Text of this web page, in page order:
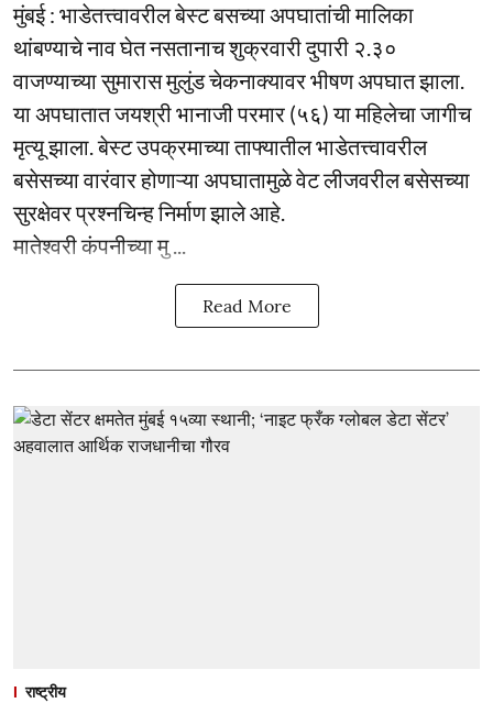
मुंबई : भाडेतत्त्वावरील बेस्ट बसच्या अपघातांची मालिका
थांबण्याचे नाव घेत नसतानाच शुक्रवारी दुपारी २.३०
वाजण्याच्या सुमारास मुलुंड चेकनाक्यावर भीषण अपघात झाला.
या अपघातात जयश्री भानाजी परमार (५६) या महिलेचा जागीच
मृत्यू झाला. बेस्ट उपक्रमाच्या ताफ्यातील भाडेतत्त्वावरील
बसेसच्या वारंवार होणाऱ्या अपघातामुळे वेट लीजवरील बसेसच्या
सुरक्षेवर प्रश्नचिन्ह निर्माण झाले आहे.
मातेश्वरी कंपनीच्या मु ...
Read More
राष्ट्रीय